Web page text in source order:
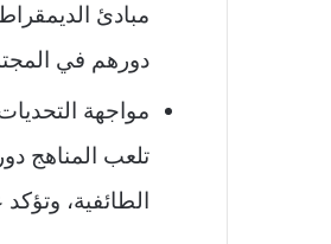
مبادئ
دورهم في
مواجهة
تلعب المناهج
الطائفية،